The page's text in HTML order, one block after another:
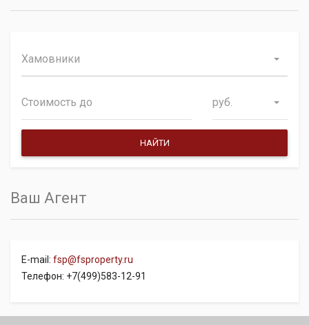
Хамовники
руб.
Ваш Агент
E-mail: fsp@fsproperty.ru
Телефон: +7(499)583-12-91